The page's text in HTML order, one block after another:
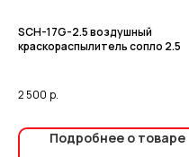
SCH-17G-2.5 воздушный
краскораспылитель сопло 2.5
2 500 р.
Подробнее о товаре